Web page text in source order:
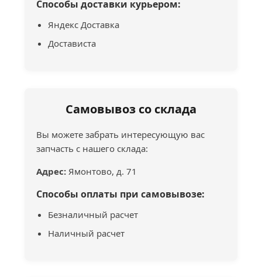
Способы доставки курьером:
Яндекс Доставка
Достависта
Самовывоз со склада
Вы можете забрать интересующую вас
запчасть с нашего склада:
Адрес: Ямонтово, д. 71
Способы оплаты при самовывозе:
Безналичный расчет
Наличный расчет